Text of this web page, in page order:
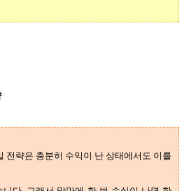
전략은 충분히 수익이 난 상태에서도 이를